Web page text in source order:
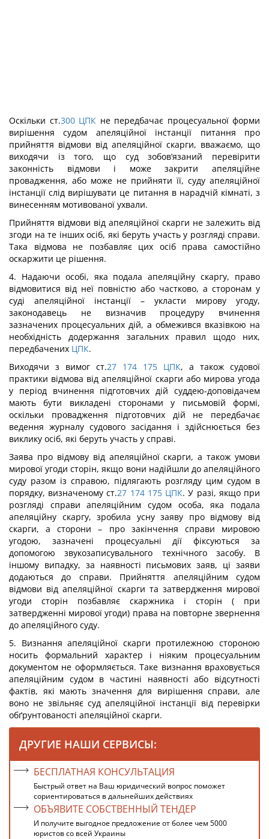
Оскільки ст.300 ЦПК не передбачає процесуальної форми
вирішення судом апеляційної інстанції питання про
прийняття відмови від апеляційної скарги, вважаємо, що
виходячи із того, що суд зобов’язаний перевірити
законність відмови і може закрити апеляційне
провадження, або може не прийняти її, суду апеляційної
інстанції слід вирішувати це питання в нарадчій кімнаті, з
винесенням мотивованої ухвали.
Прийняття відмови від апеляційної скарги не залежить від
згоди на те інших осіб, які беруть участь у розгляді справи.
Така відмова не позбавляє цих осіб права самостійно
оскаржити це рішення.
4. Надаючи особі, яка подала апеляційну скаргу, право
відмовитися від неї повністю або частково, а сторонам у
суді апеляційної інстанції – укласти мирову угоду,
законодавець не визначив процедуру вчинення
зазначених процесуальних дій, а обмежився вказівкою на
необхідність додержання загальних правил щодо них,
передбачених ЦПК.
Виходячи з вимог ст.27 174 175 ЦПК, а також судової
практики відмова від апеляційної скарги або мирова угода
у період вчинення підготовчих дій суддею-доповідачем
мають бути викладені сторонами у письмовій формі,
оскільки провадження підготовчих дій не передбачає
ведення журналу судового засідання і здійснюється без
виклику осіб, які беруть участь у справі.
Заява про відмову від апеляційної скарги, а також умови
мирової угоди сторін, якщо вони надійшли до апеляційного
суду разом із справою, підлягають розгляду цим судом в
порядку, визначеному ст.27 174 175 ЦПК. У разі, якщо при
розгляді справи апеляційним судом особа, яка подала
апеляційну скаргу, зробила усну заяву про відмову від
скарги, а сторони – про закінчення справи мировою
угодою, зазначені процесуальні дії фіксуються за
допомогою звукозаписувального технічного засобу. В
іншому випадку, за наявності письмових заяв, ці заяви
додаються до справи. Прийняття апеляційним судом
відмови від апеляційної скарги та затвердження мирової
угоди сторін позбавляє скаржника і сторін ( при
затвердженні мирової угоди) права на повторне звернення
до апеляційного суду.
5. Визнання апеляційної скарги протилежною стороною
носить формальний характер і ніяким процесуальним
документом не оформляється. Таке визнання враховується
апеляційним судом в частині наявності або відсутності
фактів, які мають значення для вирішення справи, але
воно не звільняє суд апеляційної інстанції від перевірки
обґрунтованості апеляційної скарги.
ДРУГИЕ НАШИ СЕРВИСЫ:
БЕСПЛАТНАЯ КОНСУЛЬТАЦИЯ
Быстрый ответ на Ваш юридический вопрос поможет
сориентироваться в дальнейших действиях
ОБЪЯВИТЕ СОБСТВЕННЫЙ ТЕНДЕР
И получите выгодное предложение от более чем 5000
юристов со всей Украины